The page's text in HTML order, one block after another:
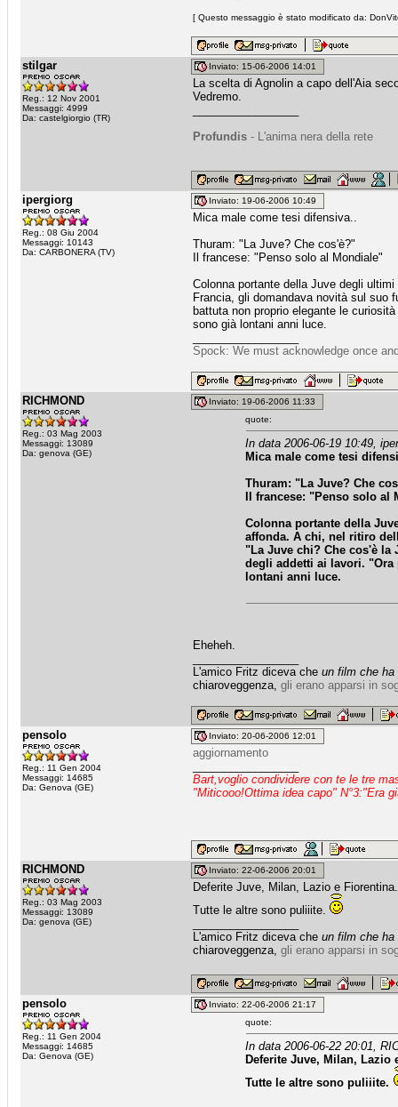
[ Questo messaggio è stato modificato da:
stilgar
Reg.: 12 Nov 2001
Messaggi: 4999
Da: castelgiorgio (TR)
Inviato: 15-06-2006 14:01
La scelta di Agnolin a capo dell'Aia
Vedremo.
Profundis - L'anima nera della rete
ipergiorg
Reg.: 08 Giu 2004
Messaggi: 10143
Da: CARBONERA (TV)
Inviato: 19-06-2006 10:49
Mica male come tesi difensiva..
Thuram: "La Juve? Che cos'è?"
Il francese: "Penso solo al Mondiale"
Colonna portante della Juve degli
Francia, gli domandava novità sul suo
battuta non proprio elegante le
sono già lontani anni luce.
Spock: We must acknowledge once
RICHMOND
Reg.: 03 Mag 2003
Messaggi: 13089
Da: genova (GE)
Inviato: 19-06-2006 11:33
quote:
In data 2006-06-19 10:49,
Mica male come tesi
Thuram: "La Juve? Che
Il francese: "Penso solo al
Colonna portante della
affonda. A chi, nel ritiro
"La Juve chi? Che cos'è
degli addetti ai lavori.
lontani anni luce.
Eheheh.
L'amico Fritz diceva che un film che ha
chiaroveggenza, gli erano apparsi in
pensolo
Reg.: 11 Gen 2004
Messaggi: 14685
Da: Genova (GE)
Inviato: 20-06-2006 12:01
aggiornamento
Bart,voglio condividere con te le tre
"Miticooo!Ottima idea capo" N°3:"Era
RICHMOND
Reg.: 03 Mag 2003
Messaggi: 13089
Da: genova (GE)
Inviato: 22-06-2006 20:01
Deferite Juve, Milan, Lazio e Fiorentina.
Tutte le altre sono puliiite.
L'amico Fritz diceva che un film che ha
chiaroveggenza, gli erano apparsi in
pensolo
Reg.: 11 Gen 2004
Messaggi: 14685
Da: Genova (GE)
Inviato: 22-06-2006 21:17
quote:
In data 2006-06-22 20:01,
Deferite Juve, Milan, Lazio
Tutte le altre sono puliiite.